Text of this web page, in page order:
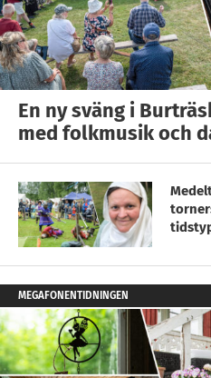
En ny sväng i
med folkmusik och
MEGAFONENTIDNINGEN